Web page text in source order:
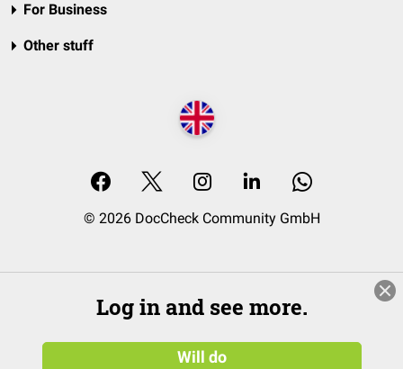
For Business
Other stuff
© 2026 DocCheck Community GmbH
Log in and see more.
Will do